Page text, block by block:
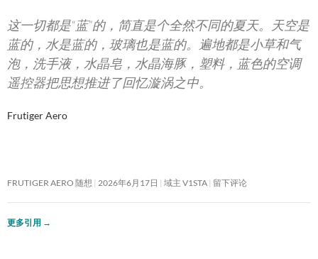
这一切都是“蓝”的，简直是个全然不同的夏天。天空是
蓝的，水是蓝的，玻璃也是蓝的。遍地都是小草和气
泡，洗手液，水晶皂，水晶海豚，塑料，蓝色的空调
遥控器把思想推进了回忆漩涡之中。
Frutiger Aero
FRUTIGER AERO 随想 2026年6月17日 域主 V1STA 留下评论
更多引用 →